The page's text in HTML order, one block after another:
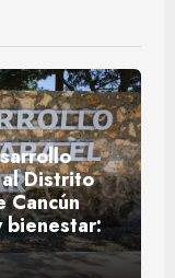
Distrito
Cancún
bienestar: